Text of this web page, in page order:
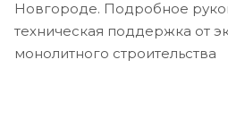
Новгороде. Подробное
техническая поддержка от
монолитного строительства